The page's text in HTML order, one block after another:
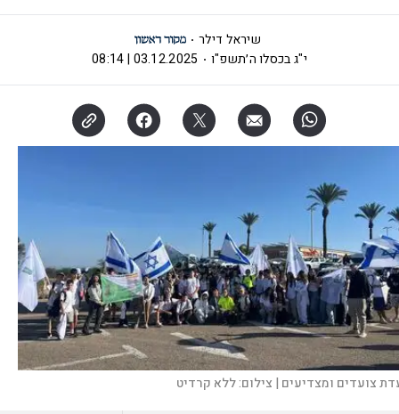
שיראל דילר
י"ג בכסלו ה׳תשפ"ו
03.12.2025 | 08:14
צועדים ומצדיעים | צילום:ללא קרדיט